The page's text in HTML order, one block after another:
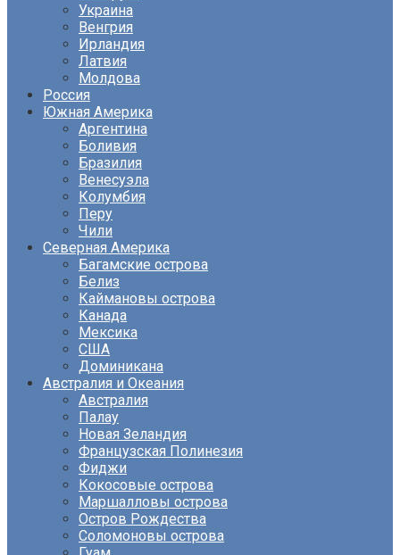
Украина
Венгрия
Ирландия
Латвия
Молдова
Россия
Южная Америка
Аргентина
Боливия
Бразилия
Венесуэла
Колумбия
Перу
Чили
Северная Америка
Багамские острова
Белиз
Каймановы острова
Канада
Мексика
США
Доминикана
Австралия и Океания
Австралия
Палау
Новая Зеландия
Французская Полинезия
Фиджи
Кокосовые острова
Маршалловы острова
Остров Рождества
Соломоновы острова